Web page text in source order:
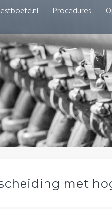
Procedures
met